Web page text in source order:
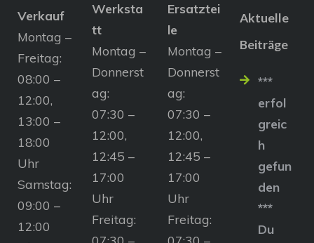
Verkauf
Montag –
Freitag:
08:00 –
12:00,
13:00 –
18:00
Uhr
Samstag:
09:00 –
12:00
Werksta
tt
Montag –
Donnerst
ag:
07:30 –
12:00,
12:45 –
17:00
Uhr
Freitag:
Ersatztei
le
Montag –
Donnerst
ag:
07:30 –
12:00,
12:45 –
17:00
Uhr
Freitag:
Aktuelle
Beiträge
***
erfol
greic
h
gefun
den
***
Du